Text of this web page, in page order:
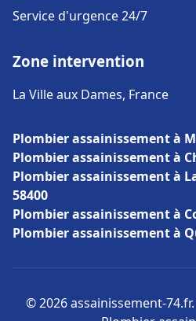
Service d'urgence 24/7
Zone intervention
La Ville aux Dames, France
Plombier assainissement à
Plombier assainissement à
Plombier assainissement à
58400
Plombier assainissement à
Plombier assainissement à
© 2026 assainissement-